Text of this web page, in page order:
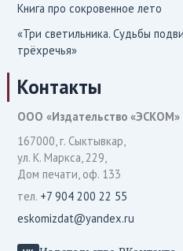
Книга про сокровенное лето
«Три светильника. Судьбы
трёхречья»
Контакты
ООО «Издательство «ЭСКОМ»
167000, г. Сыктывкар,
ул. К. Маркса, 229,
Дом печати, оф. 133
тел. +7 904 200 22 55
eskomizdat@yandex.ru